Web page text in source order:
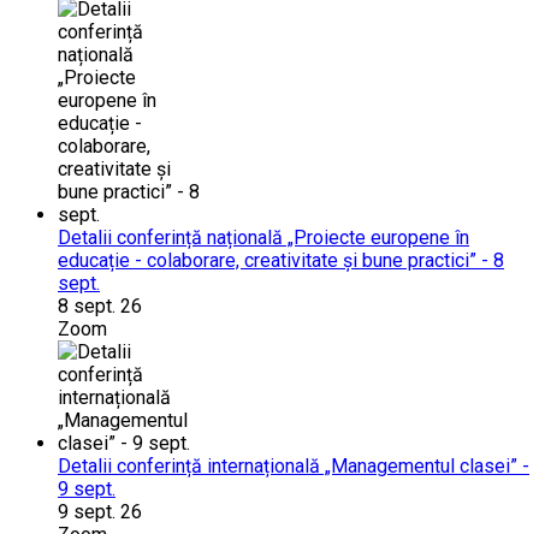
Detalii conferință națională „Proiecte europene în
educație - colaborare, creativitate și bune practici” - 8
sept.
8 sept. 26
Zoom
Detalii conferință internațională „Managementul clasei” -
9 sept.
9 sept. 26